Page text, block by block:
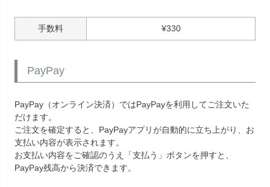
手数料 ¥330
PayPay
PayPay（オンライン決済）ではPayPayを利用してご注文いた
だけます。
ご注文を確定すると、PayPayアプリが自動的に立ち上がり、お
支払い内容が表示されます。
お支払い内容をご確認のうえ「支払う」ボタンを押すと、
PayPay残高から決済できます。